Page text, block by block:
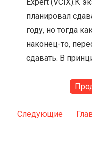
Expert (VCIX).К
планировал
году, но тогда
наконец-то,
сдавать. В
Следующие